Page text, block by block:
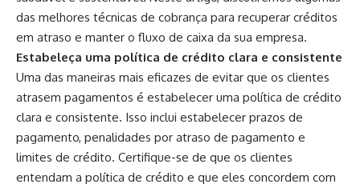
das melhores técnicas de cobrança para recuperar créditos
em atraso e manter o fluxo de caixa da sua empresa.
Estabeleça uma política de crédito clara e consistente
Uma das maneiras mais eficazes de evitar que os clientes
atrasem pagamentos é estabelecer uma política de crédito
clara e consistente. Isso inclui estabelecer prazos de
pagamento, penalidades por atraso de pagamento e
limites de crédito. Certifique-se de que os clientes
entendam a política de crédito e que eles concordem com